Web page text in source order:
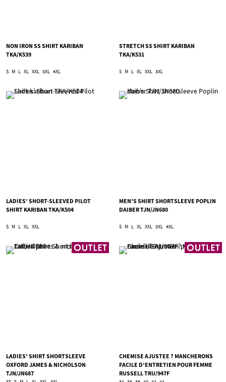
NON IRON SS SHIRT KARIBAN
TKA/K539
S M L XL XXL 3XL 4XL
STRETCH SS SHIRT KARIBAN
TKA/K531
S M L XL XXL 3XL
LADIES’ SHORT-SLEEVED PILOT
SHIRT KARIBAN TKA/K504
S M L XL XXL
MEN'S SHIRT SHORTSLEEVE POPLIN
DAIBER TJN/JN680
S M L XL XXL 3XL 4XL
LADIES' SHIRT SHORTSLEEVE
OXFORD JAMES & NICHOLSON
TJN/JN687
CHEMISE AJUSTEE ? MANCHERONS
FACILE D’ENTRETIEN POUR FEMME
RUSSELL TRU/947F